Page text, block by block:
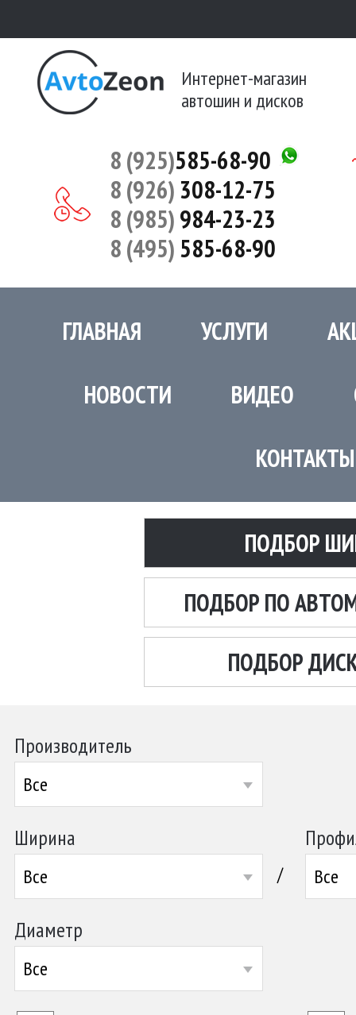
Интернет-магазин
автошин и дисков
8 (925)585-68-90
8 (926) 308-12-75
8 (985)984-23-23
8 (495)585-68-90
ГЛАВНАЯ УСЛУГИ
НОВОСТИ ВИДЕО
КОНТАКТЫ
ПОДБОР
ПОДБОР ПО
ПОДБОР
Производитель
Все
Ширина
Все / Все
Диаметр
Все